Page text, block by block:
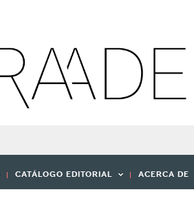
CATÁLOGO EDITORIAL ACERCA DE